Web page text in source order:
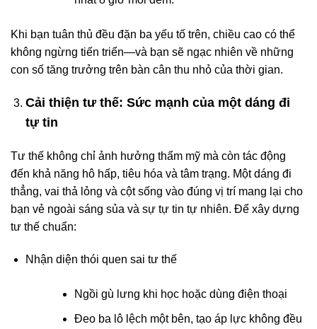
Khi bạn tuân thủ đều đặn ba yếu tố trên, chiều cao có thể
không ngừng tiến triển—và bạn sẽ ngạc nhiên về những
con số tăng trưởng trên bàn cân thu nhỏ của thời gian.
Cải thiện tư thế: Sức mạnh của một dáng đi
tự tin
Tư thế không chỉ ảnh hưởng thẩm mỹ mà còn tác động
đến khả năng hô hấp, tiêu hóa và tâm trạng. Một dáng đi
thẳng, vai thả lỏng và cột sống vào đúng vị trí mang lại cho
bạn vẻ ngoài sáng sủa và sự tự tin tự nhiên. Để xây dựng
tư thế chuẩn:
Nhận diện thói quen sai tư thế
Ngồi gù lưng khi học hoặc dùng điện thoại
Đeo ba lô lệch một bên, tạo áp lực không đều